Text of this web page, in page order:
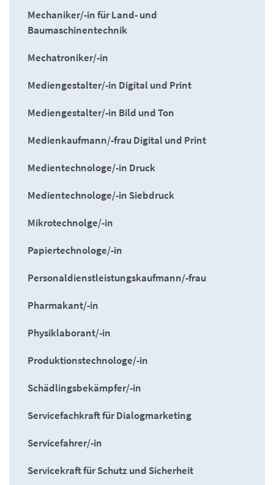
Mechaniker/-in für Land- und
Baumaschinentechnik
Mechatroniker/-in
Mediengestalter/-in Digital und Print
Mediengestalter/-in Bild und Ton
Medienkaufmann/-frau Digital und Print
Medientechnologe/-in Druck
Medientechnologe/-in Siebdruck
Mikrotechnolge/-in
Papiertechnologe/-in
Personaldienstleistungskaufmann/-frau
Pharmakant/-in
Physiklaborant/-in
Produktionstechnologe/-in
Schädlingsbekämpfer/-in
Servicefachkraft für Dialogmarketing
Servicefahrer/-in
Servicekraft für Schutz und Sicherheit